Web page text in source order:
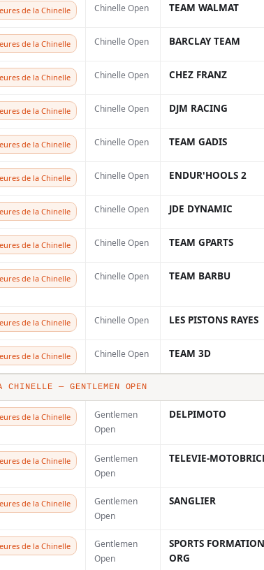
de la Chinelle Chinelle Open TEAM WALMAT
de la Chinelle Chinelle Open BARCLAY TEAM
de la Chinelle Chinelle Open CHEZ FRANZ
de la Chinelle Chinelle Open DJM RACING
de la Chinelle Chinelle Open TEAM GADIS
de la Chinelle Chinelle Open ENDUR'HOOLS 2
de la Chinelle Chinelle Open JDE DYNAMIC
de la Chinelle Chinelle Open TEAM GPARTS
de la Chinelle Chinelle Open TEAM BARBU
de la Chinelle Chinelle Open LES PISTONS RAYES
de la Chinelle Chinelle Open TEAM 3D
CHINELLE — GENTLEMEN OPEN
de la Chinelle
Gentlemen
Open
DELPIMOTO
de la Chinelle
Gentlemen
Open
TELEVIE-
de la Chinelle
Gentlemen
Open
SANGLIER
de la Chinelle
Gentlemen
Open
SPORTS
ORG
Park. Vous êtes ainsi entré
la marque italienne en remportant
en 450 au niveau
Oui, nous avons beaucoup travaillé
la moto pour la saison. Nous
du temps en Espagne, puis en
participé à la première course
et nous avons montré de bonnes
dernières semaines, nous avons
et je dois dire qu’en ce
à l’aise sur la moto, à la fois en
physique était bonne et je
met bien en place. »
« J’ai beaucoup travaillé ces dernières
Park a été une bonne
n’ai pas gagné une seule manche. J’ai
deuxième, ce qui est un peu
d’être le plus rapide dans
et la troisième manches. J’ai